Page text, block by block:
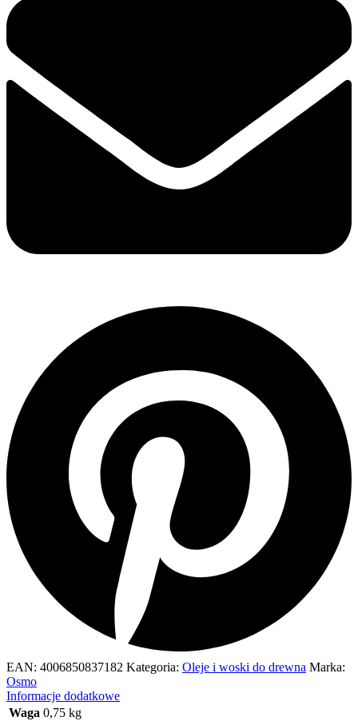
EAN: 4006850837182 Kategoria: Oleje i woski do drewna Marka:
Osmo
Informacje dodatkowe
Waga 0,75 kg